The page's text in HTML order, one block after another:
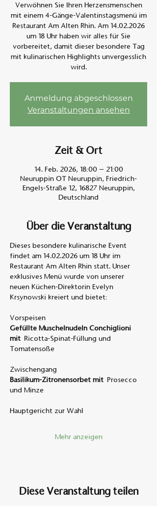
Verwöhnen Sie Ihren Herzensmenschen
mit einem 4-Gänge-Valentinstagsmenü im
Restaurant Am Alten Rhin. Am 14.02.2026
um 18 Uhr haben wir alles für Sie
vorbereitet, damit dieser besondere Tag
mit kulinarischen Highlights unvergesslich
wird.
Anmeldung abgeschlossen
Veranstaltungen ansehen
Zeit & Ort
14. Feb. 2026, 18:00 – 21:00
Neuruppin OT Neuruppin, Friedrich-
Engels-Straße 12, 16827 Neuruppin,
Deutschland
Über die Veranstaltung
Dieses besondere kulinarische Event
findet am 14.02.2026 um 18 Uhr im
Restaurant Am Alten Rhin statt. Unser
exklusives Menü wurde von unserer
neuen Küchen-Direktorin Evelyn
Krsynowski kreiert und bietet:
Vorspeisen
Gefüllte Muschelnudeln Conchiglioni
mit Ricotta-Spinat-Füllung und
Tomatensoße
Zwischengang
Basilikum-Zitronensorbet mit Prosecco
und Minze
Hauptgericht zur Wahl
Mehr anzeigen
Diese Veranstaltung teilen